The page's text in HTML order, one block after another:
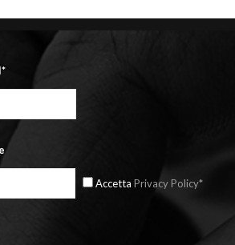
Accetta Privacy Policy*